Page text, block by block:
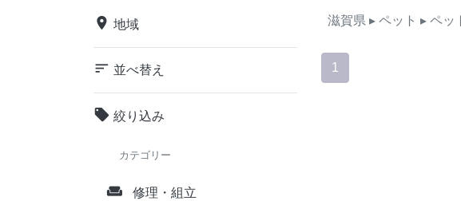
place 地域
sort 並べ替え
local_offer 絞り込み
カテゴリー
weekend 修理・組立
滋賀県 ▸ ペット ▸ ペッ
1